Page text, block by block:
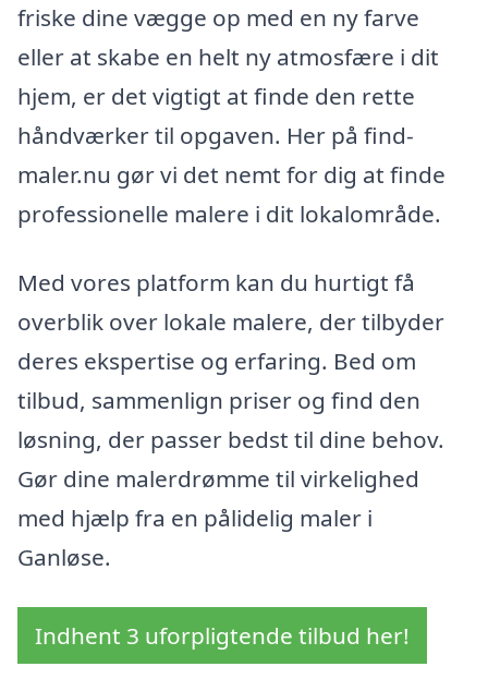
friske dine vægge op med en ny farve
eller at skabe en helt ny atmosfære i dit
hjem, er det vigtigt at finde den rette
håndværker til opgaven. Her på find-
maler.nu gør vi det nemt for dig at finde
professionelle malere i dit lokalområde.
Med vores platform kan du hurtigt få
overblik over lokale malere, der tilbyder
deres ekspertise og erfaring. Bed om
tilbud, sammenlign priser og find den
løsning, der passer bedst til dine behov.
Gør dine malerdrømme til virkelighed
med hjælp fra en pålidelig maler i
Ganløse.
Indhent 3 uforpligtende tilbud her!